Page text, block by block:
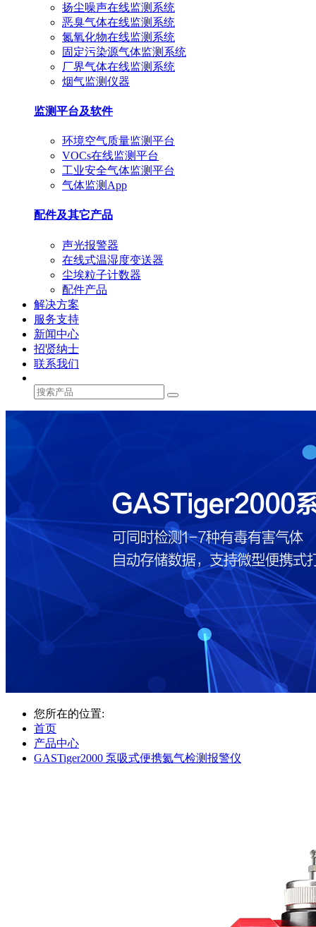
扬尘噪声在线监测系统
恶臭气体在线监测系统
氮氧化物在线监测系统
固定污染源气体监测系统
厂界气体在线监测系统
烟气监测仪器
监测平台及软件
环境空气质量监测平台
VOCs在线监测平台
工业安全气体监测平台
气体监测App
配件及其它产品
声光报警器
在线式温湿度变送器
尘埃粒子计数器
配件产品
解决方案
服务支持
新闻中心
招贤纳士
联系我们
您所在的位置:
首页
产品中心
GASTiger2000 泵吸式便携氦气检测报警仪